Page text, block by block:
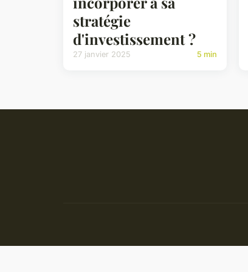
stratégie
d'investissement ?
27 janvier 2025 5 min